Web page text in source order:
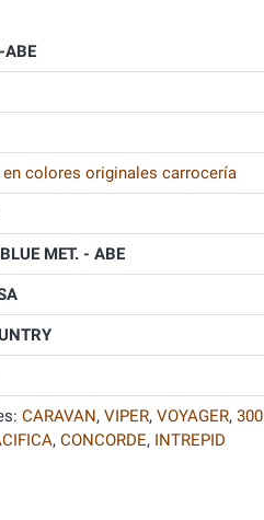
en colores originales carrocería
MET. - ABE
CARAVAN, VIPER, VOYAGER, 300
, CONCORDE, INTREPID